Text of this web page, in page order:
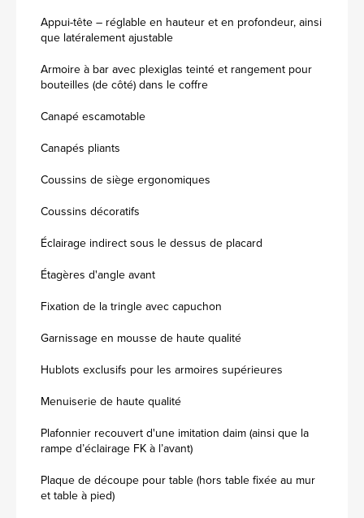
Appui-tête – réglable en hauteur et en profondeur, ainsi
que latéralement ajustable
Armoire à bar avec plexiglas teinté et rangement pour
bouteilles (de côté) dans le coffre
Canapé escamotable
Canapés pliants
Coussins de siège ergonomiques
Coussins décoratifs
Éclairage indirect sous le dessus de placard
Étagères d'angle avant
Fixation de la tringle avec capuchon
Garnissage en mousse de haute qualité
Hublots exclusifs pour les armoires supérieures
Menuiserie de haute qualité
Plafonnier recouvert d'une imitation daim (ainsi que la
rampe d’éclairage FK à l’avant)
Plaque de découpe pour table (hors table fixée au mur
et table à pied)